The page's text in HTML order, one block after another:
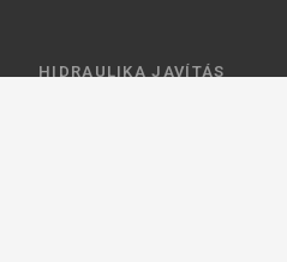
HIDRAULIKA JAVÍTÁS